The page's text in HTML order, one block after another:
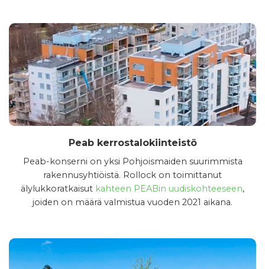
Peab kerrostalokiinteistö
Peab-konserni on yksi Pohjoismaiden suurimmista
rakennusyhtiöistä. Rollock on toimittanut
älylukkoratkaisut kahteen PEABin uudiskohteeseen,
joiden on määrä valmistua vuoden 2021 aikana.